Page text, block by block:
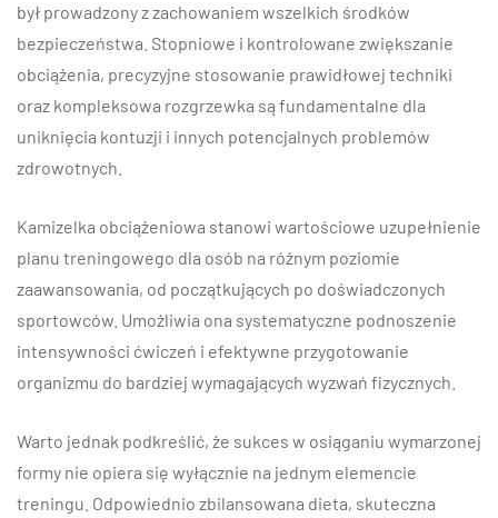
był prowadzony z zachowaniem wszelkich środków
bezpieczeństwa. Stopniowe i kontrolowane zwiększanie
obciążenia, precyzyjne stosowanie prawidłowej techniki
oraz kompleksowa rozgrzewka są fundamentalne dla
uniknięcia kontuzji i innych potencjalnych problemów
zdrowotnych.
Kamizelka obciążeniowa stanowi wartościowe uzupełnienie
planu treningowego dla osób na różnym poziomie
zaawansowania, od początkujących po doświadczonych
sportowców. Umożliwia ona systematyczne podnoszenie
intensywności ćwiczeń i efektywne przygotowanie
organizmu do bardziej wymagających wyzwań fizycznych.
Warto jednak podkreślić, że sukces w osiąganiu wymarzonej
formy nie opiera się wyłącznie na jednym elemencie
treningu. Odpowiednio zbilansowana dieta, skuteczna